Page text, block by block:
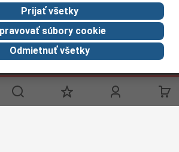
Kontaktujte nás
Ocenenia
spoločnosť Distrelec v roku 2023
Spolu sme silnejší
Prijať všetky
súbory cookie
Odmietnuť všetky